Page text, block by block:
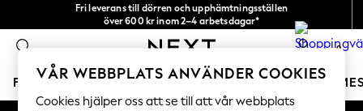
Fri leverans till dörren och upphämtningsställen
över 600 kr inom 2–4 arbetsdagar*
0
FLICKOR POJKAR BABY DAMER HERRAR
An error occurred on client
Våra sociala nätverk
VÅR WEBBPLATS ANVÄNDER COOKIES
Cookies hjälper oss att se till att vår webbplats